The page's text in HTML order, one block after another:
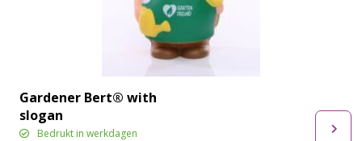
Gardener Bert® with
slogan
Bedrukt in werkdagen